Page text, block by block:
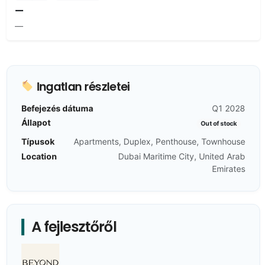
—
—
Ingatlan részletei
Befejezés dátuma
Q1 2028
Állapot
Out of stock
Típusok
Apartments, Duplex, Penthouse, Townhouse
Location
Dubai Maritime City, United Arab
Emirates
A fejlesztőről